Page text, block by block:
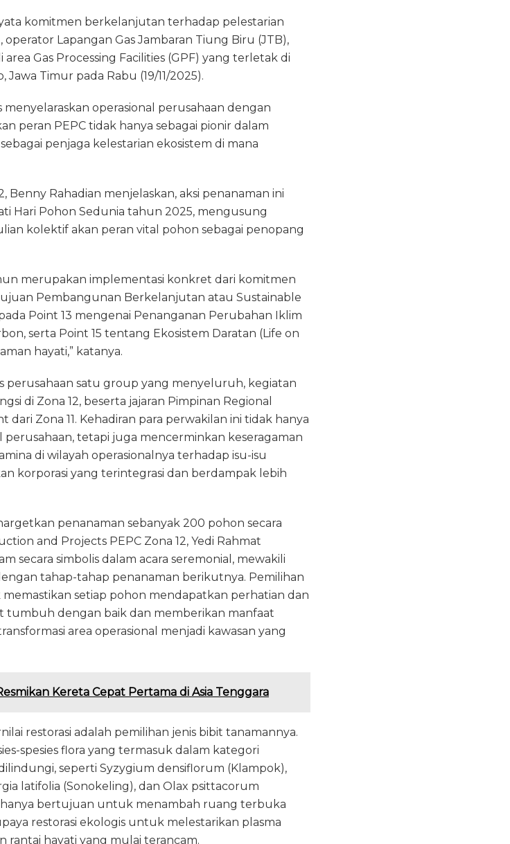
komitmen berkelanjutan terhadap pelestarian
Lapangan Gas Jambaran Tiung Biru (JTB),
Gas Processing Facilities (GPF) yang terletak di
Timur pada Rabu (19/11/2025).
operasional perusahaan dengan
peran PEPC tidak hanya sebagai pionir dalam
penjaga kelestarian ekosistem di mana
Benny Rahadian menjelaskan, aksi penanaman ini
Hari Pohon Sedunia tahun 2025, mengusung
kolektif akan peran vital pohon sebagai penopang
merupakan implementasi konkret dari komitmen
Pembangunan Berkelanjutan atau Sustainable
Point 13 mengenai Penanganan Perubahan Iklim
serta Point 15 tentang Ekosistem Daratan (Life on
hayati,” katanya.
perusahaan satu group yang menyeluruh, kegiatan
di Zona 12, beserta jajaran Pimpinan Regional
Zona 11. Kehadiran para perwakilan ini tidak hanya
tetapi juga mencerminkan keseragaman
di wilayah operasionalnya terhadap isu-isu
korporasi yang terintegrasi dan berdampak lebih
penanaman sebanyak 200 pohon secara
and Projects PEPC Zona 12, Yedi Rahmat
secara simbolis dalam acara seremonial, mewakili
tahap-tahap penanaman berikutnya. Pemilihan
setiap pohon mendapatkan perhatian dan
tumbuh dengan baik dan memberikan manfaat
area operasional menjadi kawasan yang
Kereta Cepat Pertama di Asia Tenggara
restorasi adalah pemilihan jenis bibit tanamannya.
spesies flora yang termasuk dalam kategori
seperti Syzygium densiflorum (Klampok),
latifolia (Sonokeling), dan Olax psittacorum
hanya bertujuan untuk menambah ruang terbuka
restorasi ekologis untuk melestarikan plasma
rantai hayati yang mulai terancam.